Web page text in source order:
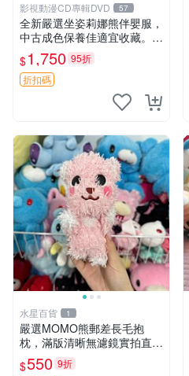
影視動漫CD專輯DVD 57
全新嚴選坐姿莉娜熊伴嬰服，
中古成色保養佳適宜收藏。無
盒子但品質完好，快速出貨。
建議入手！ 中古 玩偶 滬漫
$1,750 95折
折扣碼
水星百貨 1
嚴選MOMO熊郵差長毛抱
枕，滿版清晰無濾鏡實拍直
銷。每周新品到貨，不容錯
過！ 郵差熊 長毛 抱枕
$550 9折